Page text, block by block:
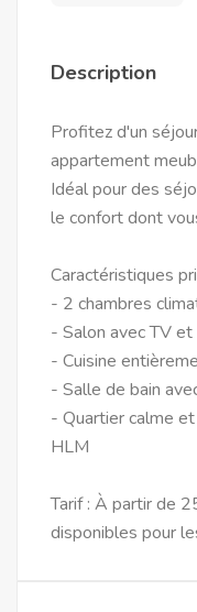
Description
Profitez d'un
appartement
Idéal pour des
le confort dont
Caractéristiques
- 2 chambres
- Salon avec TV
- Cuisine
- Salle de bain
- Quartier calme
HLM
Tarif : À partir de
disponibles pour